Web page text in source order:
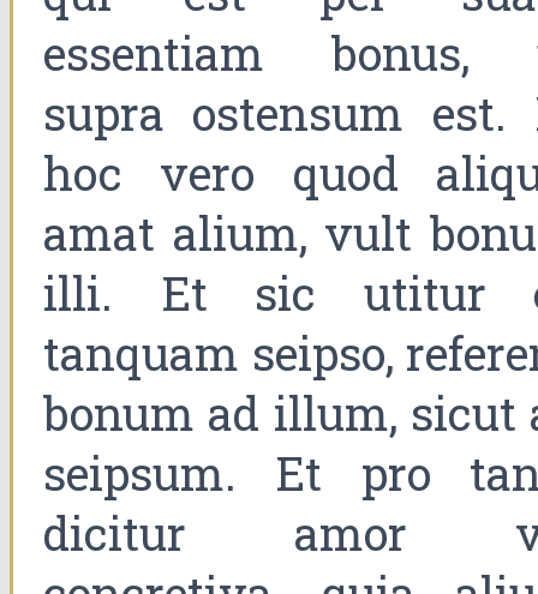
essentiam bonus,
supra ostensum est.
hoc vero quod
amat alium, vult
illi. Et sic utitur
tanquam seipso,
bonum ad illum, sicut
seipsum. Et pro
dicitur amor